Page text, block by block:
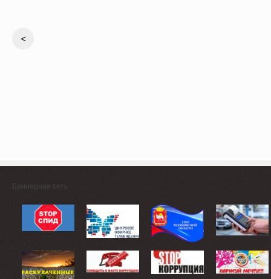
<
Баннерная сеть